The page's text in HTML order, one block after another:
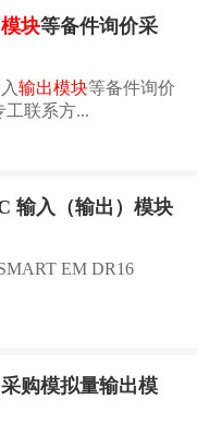
块等备件询价采
输出模块等备件询价
工联系方...
输入（输出）模块
EM DR16
购模拟量输出模